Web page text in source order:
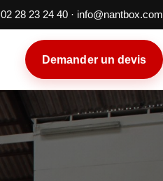
02 28 23 24 40 · info@nantbox.com
Demander un devis